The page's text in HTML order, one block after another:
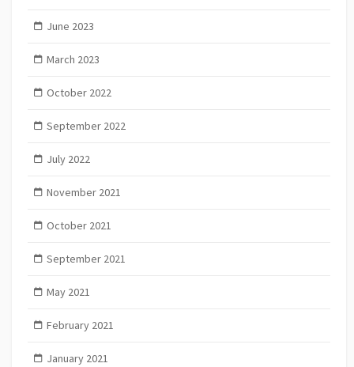
June 2023
March 2023
October 2022
September 2022
July 2022
November 2021
October 2021
September 2021
May 2021
February 2021
January 2021